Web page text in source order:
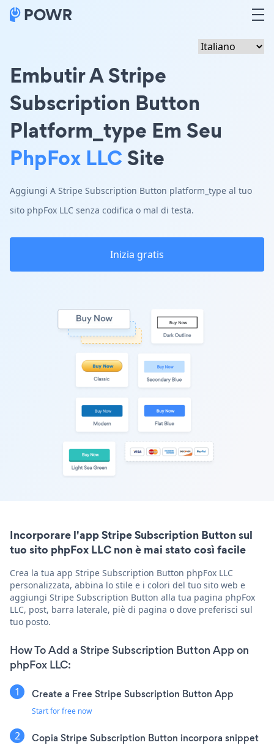
Embutir A Stripe
Subscription Button
Platform_type Em Seu
PhpFox LLCSite
Aggiungi A Stripe Subscription Button platform_type al tuo
sito phpFox LLC senza codifica o mal di testa.
Inizia gratis
Incorporare l'app Stripe Subscription Button sul
tuo sito phpFox LLC non è mai stato così facile
Crea la tua app Stripe Subscription Button phpFox LLC
personalizzata, abbina lo stile e i colori del tuo sito web e
aggiungi Stripe Subscription Button alla tua pagina phpFox
LLC, post, barra laterale, piè di pagina o dove preferisci sul
tuo posto.
How To Add a Stripe Subscription Button App on
phpFox LLC:
Create a Free Stripe Subscription Button App
Start for free now
Copia Stripe Subscription Button incorpora snippet